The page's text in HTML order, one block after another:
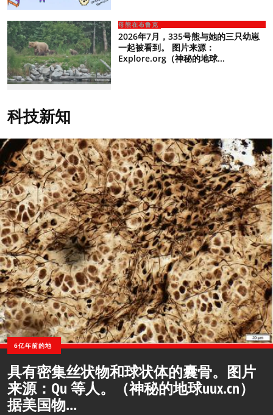
母熊在布鲁克
2026年7月，335号熊与她的三只幼崽
一起被看到。 图片来源：
Explore.org（神秘的地球...
科技新知
6亿年前的地
具有密集丝状物和球状体的囊骨。图片
来源：Qu 等人。（神秘的地球uux.cn）
据美国物...